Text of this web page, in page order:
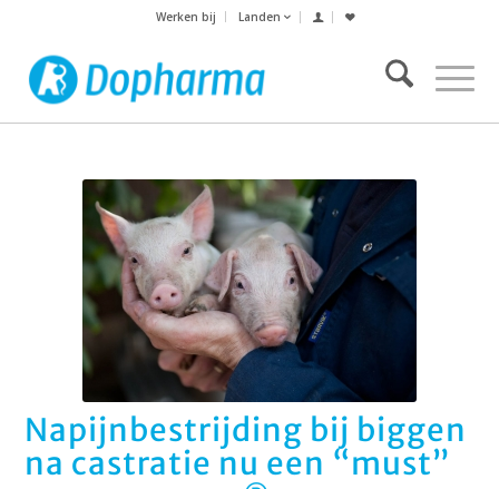
Werken bij Landen
Napijnbestrijding bij biggen
na castratie nu een “must”